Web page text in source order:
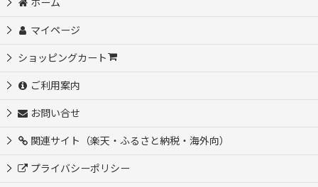
ホーム
マイページ
ショッピングカート
ご利用案内
お問い合せ
関連サイト（楽天・ふるさと納税・海外向）
プライバシーポリシー